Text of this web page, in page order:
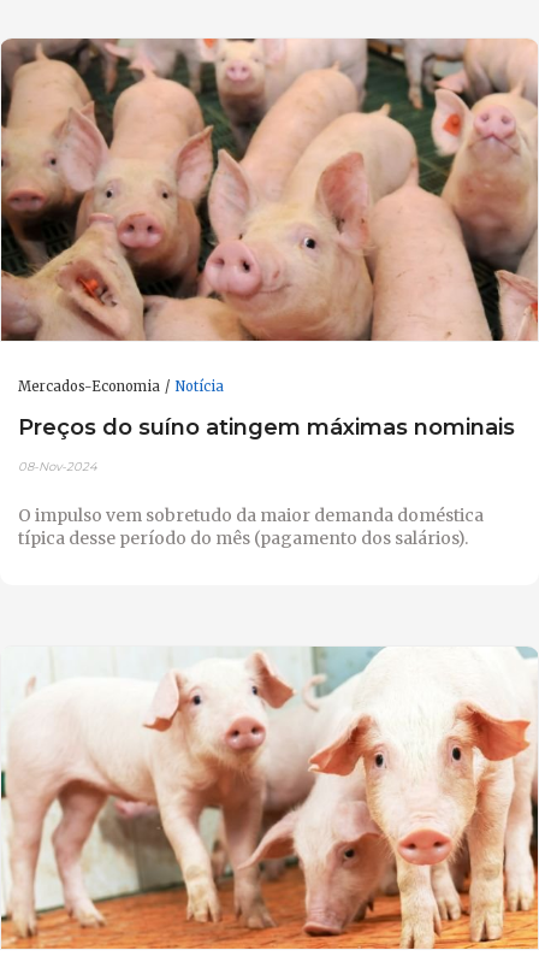
Mercados-Economia Notícia
Preços do suíno atingem máximas nominais
08-Nov-2024
O impulso vem sobretudo da maior demanda doméstica
típica desse período do mês (pagamento dos salários).